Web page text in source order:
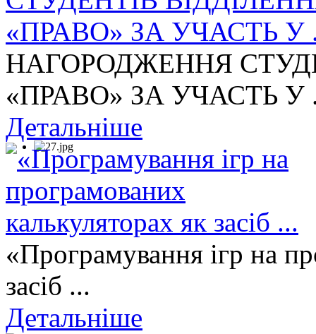
НАГОРОДЖЕННЯ
«ПРАВО» ЗА УЧАСТЬ У
Детальніше
«Програмування ігр на
засіб ...
Детальніше